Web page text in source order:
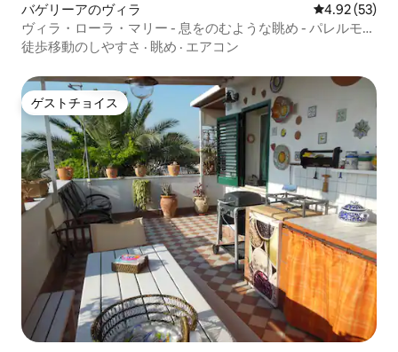
バゲリーアのヴィラ レビュー53
4.92 (53)
ヴィラ・ローラ・マリー - 息をのむような眺め - パレルモま
で25km
徒歩移動のしやすさ · 眺め · エアコン
ゲストチョイス
ゲストチョイス